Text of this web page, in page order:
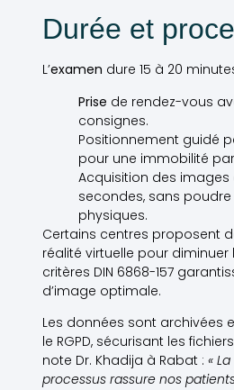
Durée et
L’examen dure 15 à 20
Prise de rendez-vous
consignes.
Positionnement guidé
pour une immobilité
Acquisition des images
secondes, sans
physiques.
Certains centres proposent
réalité virtuelle pour diminuer
critères DIN 6868-157
d’image optimale.
Les données sont archivées
le RGPD, sécurisant les
note Dr. Khadija à Rabat : «
processus rassure nos